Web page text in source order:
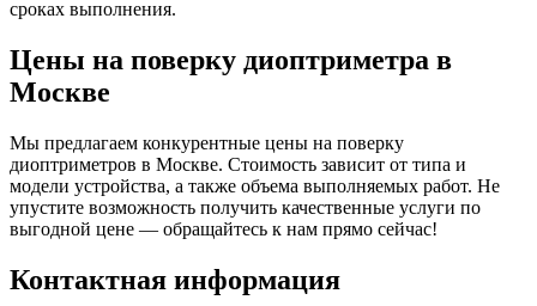
сроках выполнения.
Цены на поверку диоптриметра в
Москве
Мы предлагаем конкурентные цены на поверку
диоптриметров в Москве. Стоимость зависит от типа и
модели устройства, а также объема выполняемых работ. Не
упустите возможность получить качественные услуги по
выгодной цене — обращайтесь к нам прямо сейчас!
Контактная информация